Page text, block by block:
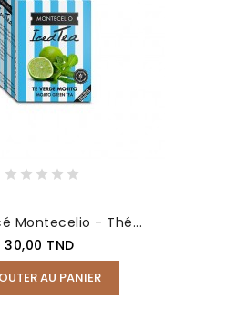
Montecelio - Thé...
Prix
30,00 TND
AU PANIER